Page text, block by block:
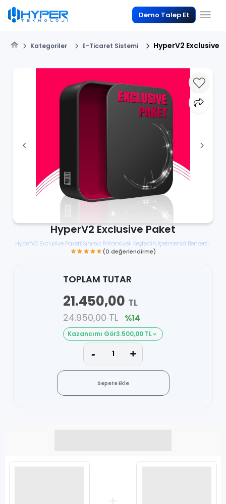
Demo Talep Et
Kategoriler E-Ticaret Sistemi HyperV2 Exclusive
HyperV2 Exclusive Paket
HyperV2 Exclusive Paketi: Sınırsız Potansiyeli Keşfedin, İşletmenizi Benzersiz
Bir Deneyime Dönüştürün!
(0 değerlendirme)
TOPLAM TUTAR
21.450,00 TL
24.950,00 TL
%14
Kazancımı Gör3.500,00 TL
Sepete Ekle